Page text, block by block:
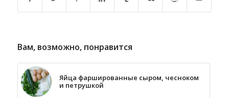
Вам, возможно, понравится
Яйца фаршированные сыром, чесноком
и петрушкой